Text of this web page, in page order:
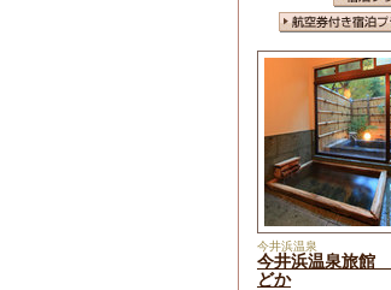
今井浜温泉
今井浜温泉旅館
どか